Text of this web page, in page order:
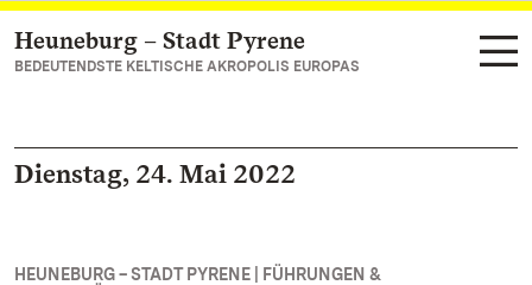
Zum Hauptinhalt springen
Heuneburg – Stadt Pyrene
BEDEUTENDSTE KELTISCHE AKROPOLIS EUROPAS
Dienstag, 24. Mai 2022
HEUNEBURG – STADT PYRENE | FÜHRUNGEN &